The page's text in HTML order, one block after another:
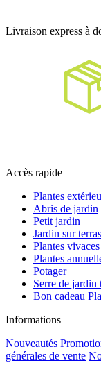
Livraison express à
Accès rapide
Plantes
Abris de jardin
Petit jardin
Jardin sur
Plantes vivaces
Plantes
Potager
Serre de jardin
Bon cadeau
Informations
Nouveautés
générales de vente